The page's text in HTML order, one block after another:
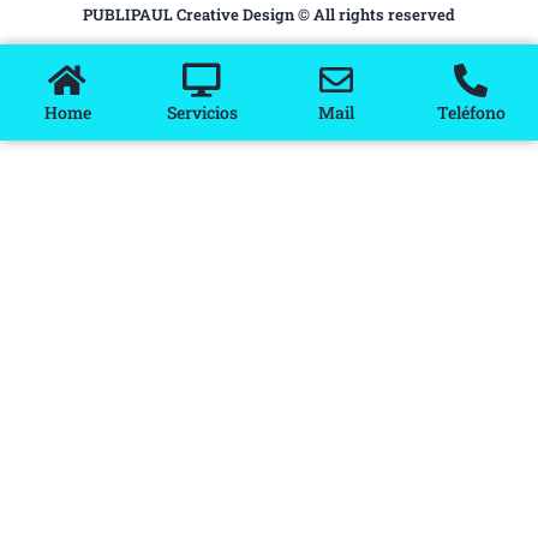
PUBLIPAUL Creative Design © All rights reserved
Home Servicios Mail Teléfono